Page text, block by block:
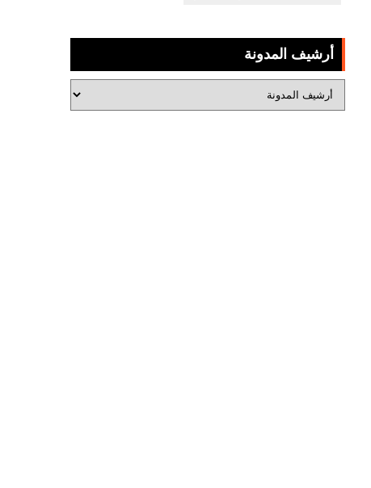
أرشيف المدونة